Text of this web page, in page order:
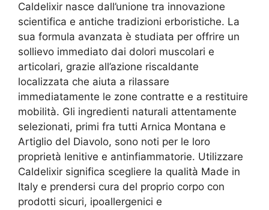
Caldelixir nasce dall’unione tra innovazione
scientifica e antiche tradizioni erboristiche. La
sua formula avanzata è studiata per offrire un
sollievo immediato dai dolori muscolari e
articolari, grazie all’azione riscaldante
localizzata che aiuta a rilassare
immediatamente le zone contratte e a restituire
mobilità. Gli ingredienti naturali attentamente
selezionati, primi fra tutti Arnica Montana e
Artiglio del Diavolo, sono noti per le loro
proprietà lenitive e antinfiammatorie. Utilizzare
Caldelixir significa scegliere la qualità Made in
Italy e prendersi cura del proprio corpo con
prodotti sicuri, ipoallergenici e